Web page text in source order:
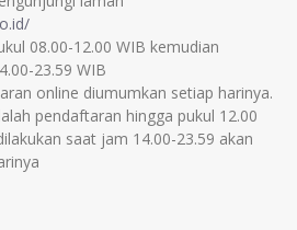
08.00-12.00 WIB kemudian
23.59 WIB
online diumumkan setiap harinya.
pendaftaran hingga pukul 12.00
saat jam 14.00-23.59 akan